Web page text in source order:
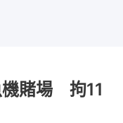
機賭場 拘11